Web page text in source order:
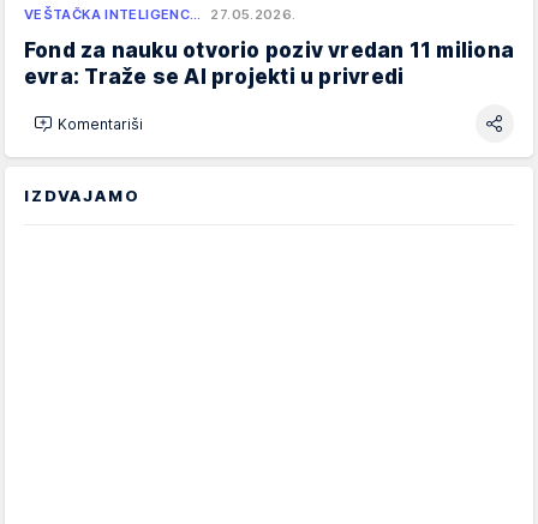
VEŠTAČKA INTELIGENC… 27.05.2026.
Fond za nauku otvorio poziv vredan 11 miliona
evra: Traže se AI projekti u privredi
Komentariši
IZDVAJAMO